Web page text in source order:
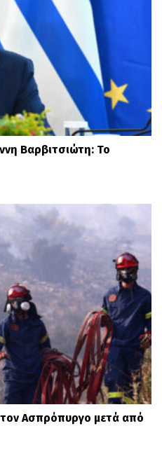
Βαρβιτσιώτη: Το
Ασπρόπυργο μετά από